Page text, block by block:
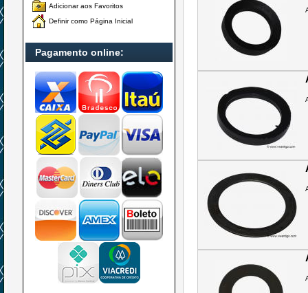
Adicionar aos Favoritos
Definir como Página Inicial
Pagamento online: